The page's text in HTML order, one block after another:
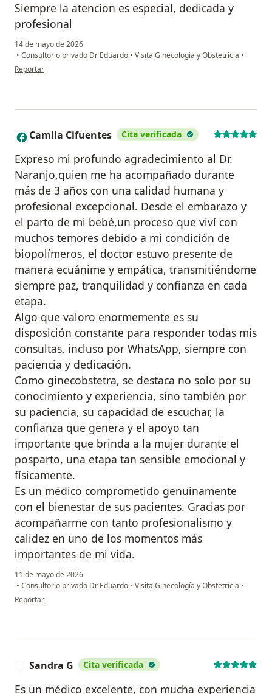
Siempre la atencion es especial, dedicada y
profesional
14 de mayo de 2026
• Consultorio privado Dr Eduardo • Visita Ginecología y Obstetrícia •
en opinión del usuario Andrea Martinez
Reportar
C Camila Cifuentes Cita verificada
Expreso mi profundo agradecimiento al Dr.
Naranjo,quien me ha acompañado durante
más de 3 años con una calidad humana y
profesional excepcional. Desde el embarazo y
el parto de mi bebé,un proceso que viví con
muchos temores debido a mi condición de
biopolímeros, el doctor estuvo presente de
manera ecuánime y empática, transmitiéndome
siempre paz, tranquilidad y confianza en cada
etapa.
Algo que valoro enormemente es su
disposición constante para responder todas mis
consultas, incluso por WhatsApp, siempre con
paciencia y dedicación.
Como ginecobstetra, se destaca no solo por su
conocimiento y experiencia, sino también por
su paciencia, su capacidad de escuchar, la
confianza que genera y el apoyo tan
importante que brinda a la mujer durante el
posparto, una etapa tan sensible emocional y
físicamente.
Es un médico comprometido genuinamente
con el bienestar de sus pacientes. Gracias por
acompañarme con tanto profesionalismo y
calidez en uno de los momentos más
importantes de mi vida.
11 de mayo de 2026
• Consultorio privado Dr Eduardo • Visita Ginecología y Obstetrícia •
en opinión del usuario Camila Cifuentes
Reportar
Sandra G Cita verificada
Es un médico excelente, con mucha experiencia